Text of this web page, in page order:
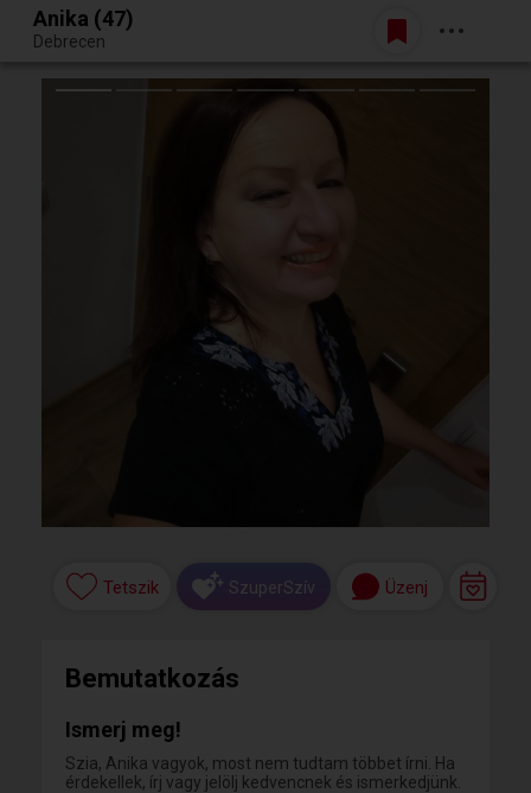
Egy jó randiból bármi lehet.
Belépés
Anika (47)
Debrecen
Tetszik SzuperSzív Üzenj
Bemutatkozás
Ismerj meg!
Szia, Anika vagyok, most nem tudtam többet írni. Ha
érdekellek, írj vagy jelölj kedvencnek és ismerkedjünk.